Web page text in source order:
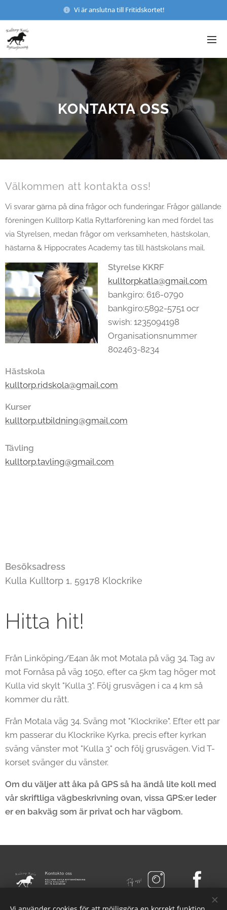
Vi är anslutna till Fritidskortet!
KONTAKTA OSS
Välkommen att kontakta oss!
Vi svarar gärna på dina frågor och funderingar. Frågor gällande
föreningen Kulltorp Katla Ryttarförening kan med fördel tas
via Styrelsen, medan frågor om verksamheten, hästskolan,
hästarna & Hippocrates Academy tas till hästskolans mail.
Styrelse KKRF
kulltorpkatla@gmail.com
bankgiro: 616-0790
bankgiro:5892-5751 ocr
swish: 1235094198
Organisationsnummer
802463-8234
Hästskola
kulltorp.ridskola@gmail.com
Kurser
kulltorp.utbildning@gmail.com
Tävling
kulltorp.tavling@gmail.com
Besöksadress
Kulla Kulltorp 1, 59178 Klockrike
Hitta hit!
Från Linköping/E4an åk mot Motala på väg 34. Tag av
mot Fornåsa på väg 1050, efter ca 5km tag höger mot
Kulla vid skylt "Kulla 3". Följ grusvägen i ca 4 km så
kommer du rätt.
Från Motala väg 34. Sväng mot "Klockrike". Efter ett par
km passerar du Klockrike Kyrka, precis efter kyrkan
sväng vänster mot "Kulla 3" och följ grusvägen. Vid T-
korset svänger du vänster.
Om du väljer att åka på GPS så ha ändå lite koll med
vår skriftliga vägbeskrivning ovan, vissa GPS:er leder
er en bakväg som är privat och har vägbom.